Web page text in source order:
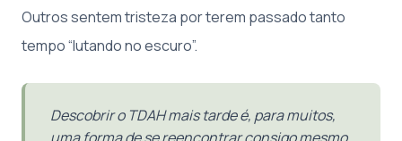
Outros sentem tristeza por terem passado tanto
tempo “lutando no escuro”.
Descobrir o TDAH mais tarde é, para muitos,